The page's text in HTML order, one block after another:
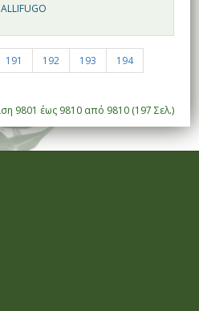
191 192 193
194
9801 έως 9810 από 9810 (197 Σελ.)